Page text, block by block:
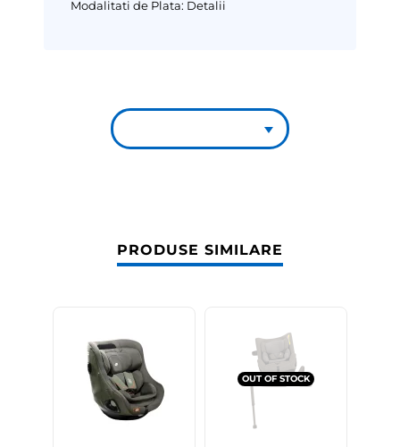
Modalitati de Plata: Detalii
PRODUSE SIMILARE
OUT OF STOCK